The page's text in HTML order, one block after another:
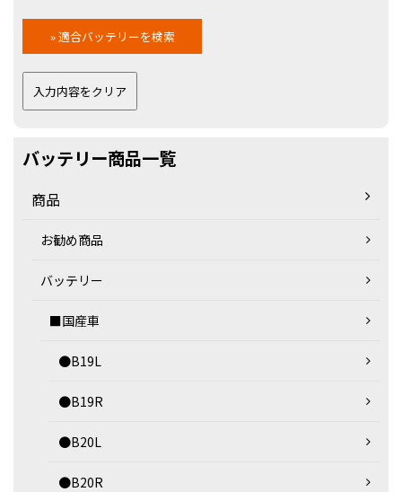
バッテリー商品一覧
商品
お勧め商品
バッテリー
■国産車
●B19L
●B19R
●B20L
●B20R